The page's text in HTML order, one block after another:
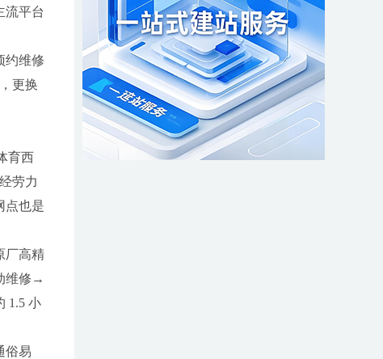
流平台
约维修
更换
育西
劳力
点也是
厂高精
维修→
1.5 小
俗易